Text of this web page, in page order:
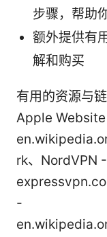
步骤，帮助
额外提供有
解和购买
有用的资源与
Apple
rk、NordVPN
-